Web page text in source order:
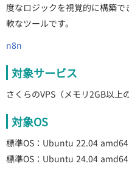
度なロジックを視覚的に構築
軟なツールです。
n8n
対象サービス
さくらのVPS（メモリ2GB以上
対象OS
標準OS：Ubuntu 22.04 amd64
標準OS：Ubuntu 24.04 amd64